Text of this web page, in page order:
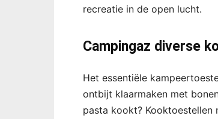
recreatie in de open lucht.
Campingaz diverse
Het essentiële
ontbijt klaarmaken met
pasta kookt? Kooktoestellen